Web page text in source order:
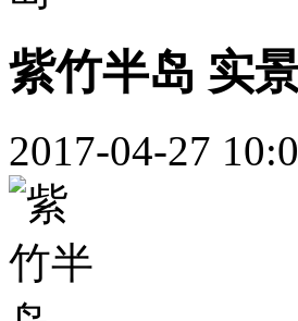
紫竹半岛 实
2017-04-27